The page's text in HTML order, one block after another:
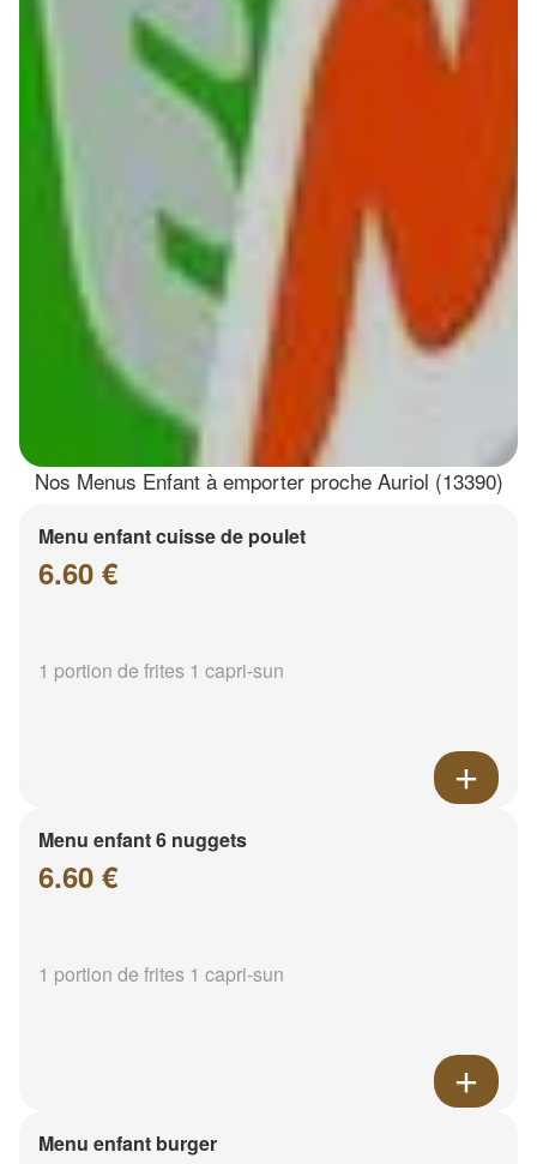
Nos Menus Enfant à emporter proche Auriol (13390)
Menu enfant cuisse de poulet
6.60 €
1 portion de frites 1 capri-sun
Menu enfant 6 nuggets
6.60 €
1 portion de frites 1 capri-sun
Menu enfant burger